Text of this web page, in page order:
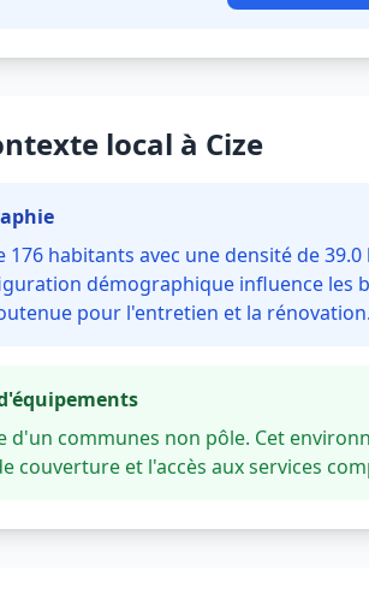
local à Cize
176 habitants avec une densité de
démographique influence les
pour l'entretien et la rénovation.
d'un communes non pôle. Cet
couverture et l'accès aux services